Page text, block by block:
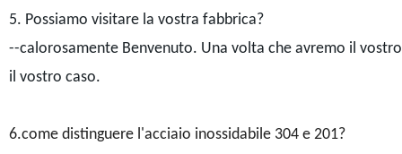
5. Possiamo visitare la vostra fabbrica?
--calorosamente Benvenuto. Una volta che avremo il
il vostro caso.
6.come distinguere l'acciaio inossidabile 304 e 201?